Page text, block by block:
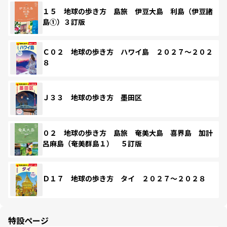
１５ 地球の歩き方 島旅 伊豆大島 利島（伊豆諸
島①）３訂版
Ｃ０２ 地球の歩き方 ハワイ島 ２０２７～２０２
８
Ｊ３３ 地球の歩き方 墨田区
０２ 地球の歩き方 島旅 奄美大島 喜界島 加計
呂麻島（奄美群島１） ５訂版
Ｄ１７ 地球の歩き方 タイ ２０２７～２０２８
特設ページ